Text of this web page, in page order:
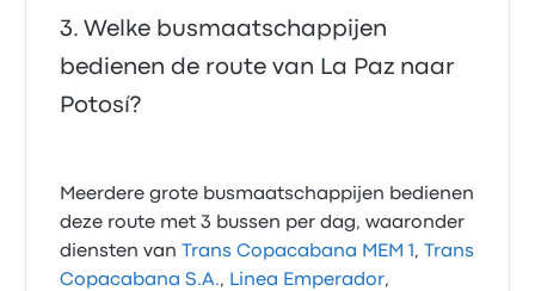
Welke busmaatschappijen
bedienen de route van La Paz naar
Potosí?
Meerdere grote busmaatschappijen bedienen
deze route met 3 bussen per dag, waaronder
diensten van
Trans Copacabana MEM 1 ,
Trans
Copacabana S.A., Linea Emperador,